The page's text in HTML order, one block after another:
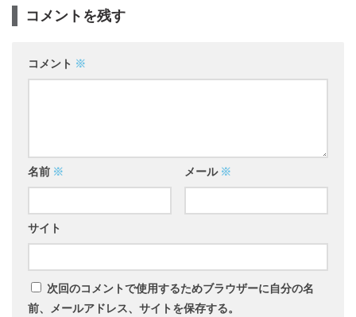
コメントを残す
コメント ※
名前 ※ メール ※
サイト
次回のコメントで使用するためブラウザーに自分の名
前、メールアドレス、サイトを保存する。